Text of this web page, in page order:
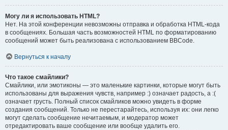
Могу ли я использовать HTML?
Нет. На этой конференции невозможны отправка и обработка HTML-кода
в сообщениях. Большая часть возможностей HTML по форматированию
сообщений может быть реализована с использованием BBCode.
Вернуться к началу
Что такое смайлики?
Смайлики, или эмотиконы — это маленькие картинки, которые могут быть
использованы для выражения чувств, например :) означает радость, а :(
означает грусть. Полный список смайликов можно увидеть в форме
создания сообщений. Только не перестарайтесь, используя их: они легко
могут сделать сообщение нечитаемым, и модератор может
отредактировать ваше сообщение или вообще удалить его.